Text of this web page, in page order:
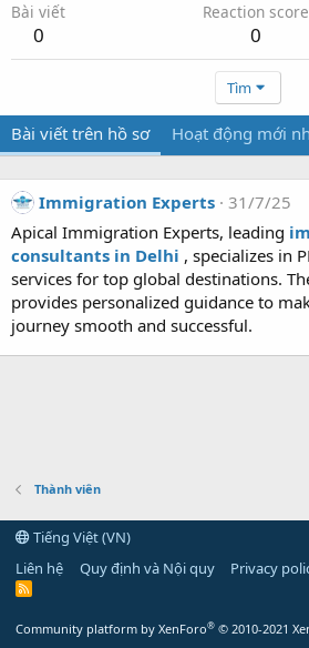
Bài viết
0
Reaction score
0
Tìm
Bài viết trên hồ sơ Hoạt động mới
Immigration Experts 31/7/25
Apical Immigration Experts, leading
consultants in Delhi , specializes in
services for top global destinations.
provides personalized guidance to
journey smooth and successful.
Thành viên
Tiếng Việt (VN)
Liên hệ
Quy định và Nội quy Privacy
R
Community platform by XenForo® © 2010-2021